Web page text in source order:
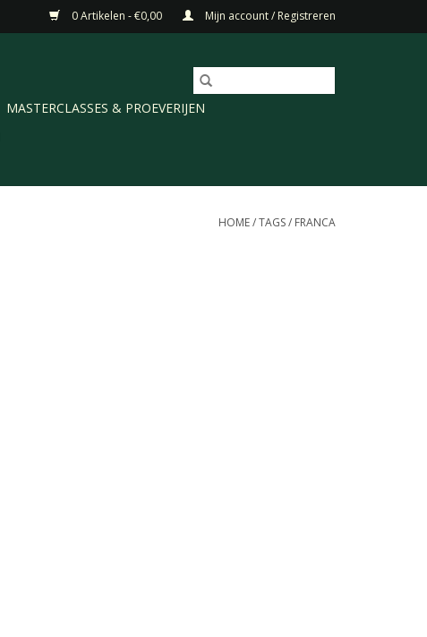
0 Artikelen - €0,00 Mijn account / Registreren
MASTERCLASSES & PROEVERIJEN
HOME/TAGS/ FRANCA